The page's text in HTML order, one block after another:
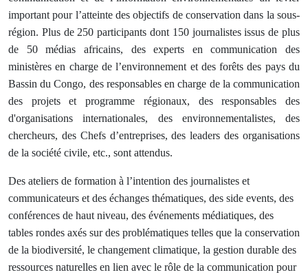
important pour l’atteinte des objectifs de conservation dans la sous-
région. Plus de 250 participants dont 150 journalistes issus de plus
de 50 médias africains, des experts en communication des
ministères en charge de l’environnement et des forêts des pays du
Bassin du Congo, des responsables en charge de la communication
des projets et programme régionaux, des responsables des
d'organisations internationales, des environnementalistes, des
chercheurs, des Chefs d’entreprises, des leaders des organisations
de la société civile, etc., sont attendus.
Des ateliers de formation à l’intention des journalistes et
communicateurs et des échanges thématiques, des side events, des
conférences de haut niveau, des événements médiatiques, des
tables rondes axés sur des problématiques telles que la conservation
de la biodiversité, le changement climatique, la gestion durable des
ressources naturelles en lien avec le rôle de la communication pour